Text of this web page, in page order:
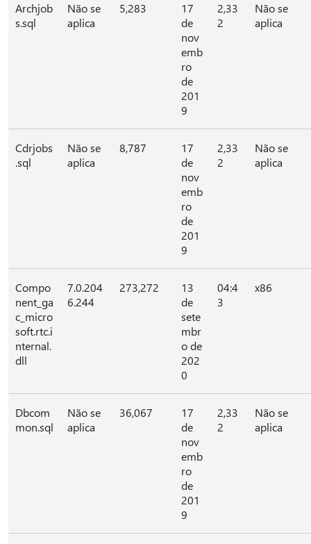
Archjob
s.sql
Não se
aplica
5,283
17
de
nov
emb
ro
de
201
9
2,33
2
Não se
aplica
Cdrjobs
.sql
Não se
aplica
8,787
17
de
nov
emb
ro
de
201
9
2,33
2
Não se
aplica
Compo
nent_ga
c_micro
soft.rtc.i
nternal.
dll
7.0.204
6.244
273,272
13
de
sete
mbr
o de
202
0
04:4
3
x86
Dbcom
mon.sql
Não se
aplica
36,067
17
de
nov
emb
ro
de
201
9
2,33
2
Não se
aplica